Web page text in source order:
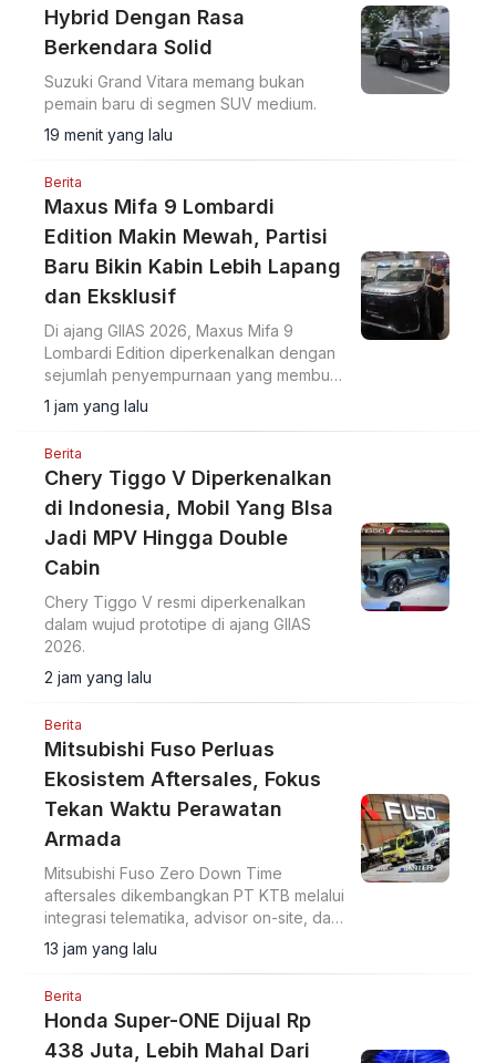
Hybrid Dengan Rasa
Berkendara Solid
Suzuki Grand Vitara memang bukan
pemain baru di segmen SUV medium.
19 menit yang lalu
Berita
Maxus Mifa 9 Lombardi
Edition Makin Mewah, Partisi
Baru Bikin Kabin Lebih Lapang
dan Eksklusif
Di ajang GIIAS 2026, Maxus Mifa 9
Lombardi Edition diperkenalkan dengan
sejumlah penyempurnaan yang membuat
MPV listrik premium ini terasa semakin
eksklusif.
1 jam yang lalu
Berita
Chery Tiggo V Diperkenalkan
di Indonesia, Mobil Yang BIsa
Jadi MPV Hingga Double
Cabin
Chery Tiggo V resmi diperkenalkan
dalam wujud prototipe di ajang GIIAS
2026.
2 jam yang lalu
Berita
Mitsubishi Fuso Perluas
Ekosistem Aftersales, Fokus
Tekan Waktu Perawatan
Armada
Mitsubishi Fuso Zero Down Time
aftersales dikembangkan PT KTB melalui
integrasi telematika, advisor on-site, dan
perluasan jaringan servis untuk tekan
downtime armada niaga.
13 jam yang lalu
Berita
Honda Super-ONE Dijual Rp
438 Juta, Lebih Mahal Dari